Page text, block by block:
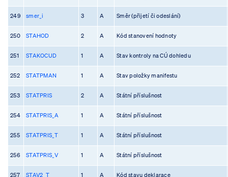
249 smer_i 3 A Směr (přijetí či odeslání)
250 STAHOD 2 A Kód stanovení hodnoty
251 STAKOCUD 1 A Stav kontroly na CÚ dohledu
252 STATPMAN 1 A Stav položky manifestu
253 STATPRIS 2 A Státní příslušnost
254 STATPRIS_A 1 A Státní příslušnost
255 STATPRIS_T 1 A Státní příslušnost
256 STATPRIS_V 1 A Státní příslušnost
257 STAV2_T 1 A Kód stavu deklarace